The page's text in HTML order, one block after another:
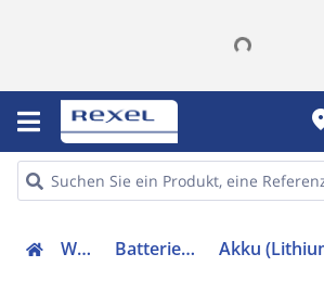
Werkzeuge Batterien & Ladegeräte